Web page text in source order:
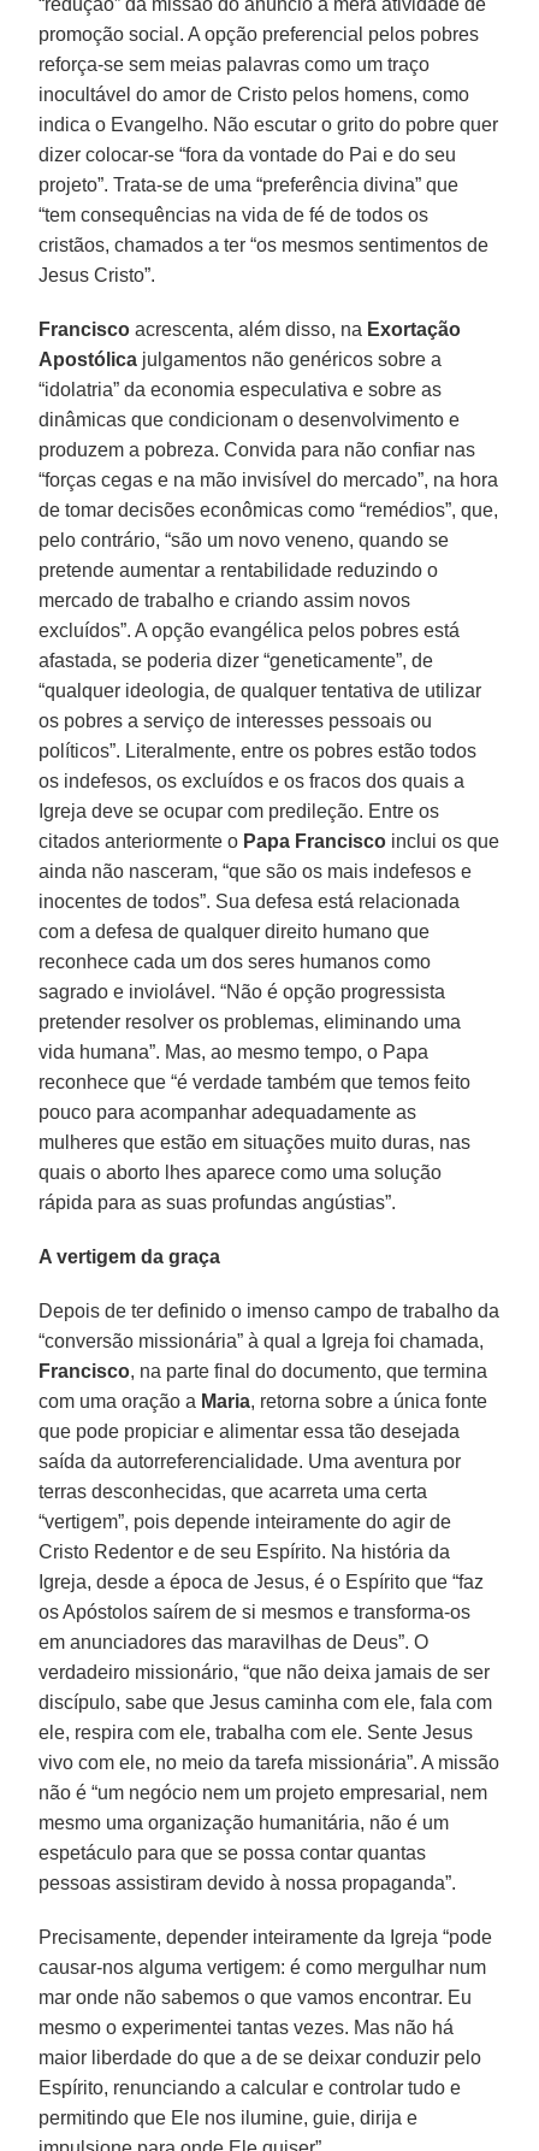
promoção social. A opção preferencial pelos pobres
reforça-se sem meias palavras como um traço
inocultável do amor de Cristo pelos homens, como
indica o Evangelho. Não escutar o grito do pobre quer
dizer colocar-se “fora da vontade do Pai e do seu
projeto”. Trata-se de uma “preferência divina” que
“tem consequências na vida de fé de todos os
cristãos, chamados a ter “os mesmos sentimentos de
Jesus Cristo”.
Francisco acrescenta, além disso, na Exortação
Apostólica julgamentos não genéricos sobre a
“idolatria” da economia especulativa e sobre as
dinâmicas que condicionam o desenvolvimento e
produzem a pobreza. Convida para não confiar nas
“forças cegas e na mão invisível do mercado”, na hora
de tomar decisões econômicas como “remédios”, que,
pelo contrário, “são um novo veneno, quando se
pretende aumentar a rentabilidade reduzindo o
mercado de trabalho e criando assim novos
excluídos”. A opção evangélica pelos pobres está
afastada, se poderia dizer “geneticamente”, de
“qualquer ideologia, de qualquer tentativa de utilizar
os pobres a serviço de interesses pessoais ou
políticos”. Literalmente, entre os pobres estão todos
os indefesos, os excluídos e os fracos dos quais a
Igreja deve se ocupar com predileção. Entre os
citados anteriormente o Papa Francisco inclui os que
ainda não nasceram, “que são os mais indefesos e
inocentes de todos”. Sua defesa está relacionada
com a defesa de qualquer direito humano que
reconhece cada um dos seres humanos como
sagrado e inviolável. “Não é opção progressista
pretender resolver os problemas, eliminando uma
vida humana”. Mas, ao mesmo tempo, o Papa
reconhece que “é verdade também que temos feito
pouco para acompanhar adequadamente as
mulheres que estão em situações muito duras, nas
quais o aborto lhes aparece como uma solução
rápida para as suas profundas angústias”.
A vertigem da graça
Depois de ter definido o imenso campo de trabalho da
“conversão missionária” à qual a Igreja foi chamada,
Francisco, na parte final do documento, que termina
com uma oração a Maria, retorna sobre a única fonte
que pode propiciar e alimentar essa tão desejada
saída da autorreferencialidade. Uma aventura por
terras desconhecidas, que acarreta uma certa
“vertigem”, pois depende inteiramente do agir de
Cristo Redentor e de seu Espírito. Na história da
Igreja, desde a época de Jesus, é o Espírito que “faz
os Apóstolos saírem de si mesmos e transforma-os
em anunciadores das maravilhas de Deus”. O
verdadeiro missionário, “que não deixa jamais de ser
discípulo, sabe que Jesus caminha com ele, fala com
ele, respira com ele, trabalha com ele. Sente Jesus
vivo com ele, no meio da tarefa missionária”. A missão
não é “um negócio nem um projeto empresarial, nem
mesmo uma organização humanitária, não é um
espetáculo para que se possa contar quantas
pessoas assistiram devido à nossa propaganda”.
Precisamente, depender inteiramente da Igreja “pode
causar-nos alguma vertigem: é como mergulhar num
mar onde não sabemos o que vamos encontrar. Eu
mesmo o experimentei tantas vezes. Mas não há
maior liberdade do que a de se deixar conduzir pelo
Espírito, renunciando a calcular e controlar tudo e
permitindo que Ele nos ilumine, guie, dirija e